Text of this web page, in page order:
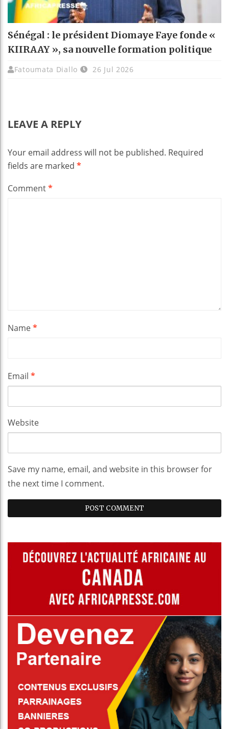
Sénégal : le président Diomaye Faye fonde «
KIIRAAY », sa nouvelle formation politique
Fatoumata Diallo 26 Jul 2026
LEAVE A REPLY
Your email address will not be published. Required
fields are marked *
Comment*
Name*
Email *
Website
Save my name, email, and website in this browser for
the next time I comment.